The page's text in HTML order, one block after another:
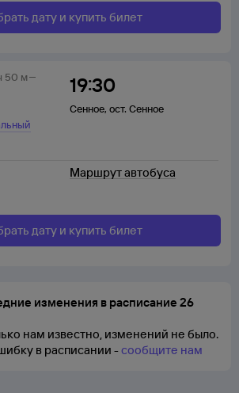
дату и купить билет
19:30
Сенное, ост. Сенное
50 м
Маршрут автобуса
дату и купить билет
изменения в расписание 26
нам известно, изменений не было.
в расписании -сообщите нам